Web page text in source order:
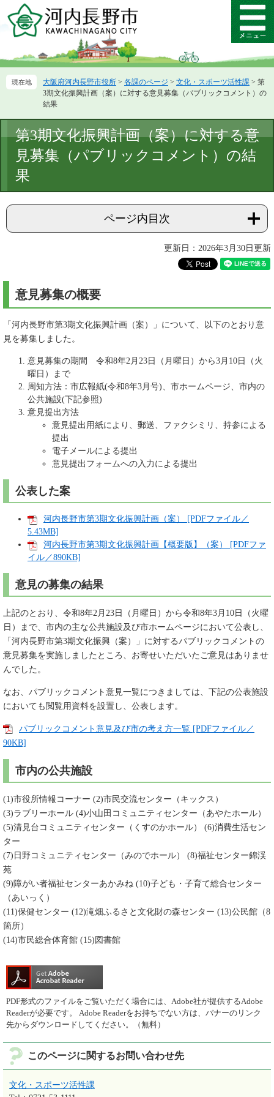
ー
先
ニ
を
本
文
メ
ニ
ー
大阪府河内長野市役所 > 各課のページ > 文化・スポーツ活性課 > 第
3期文化振興計画（案）に対する意見募集（パブリックコメント）の
結果
文
第3期文化振興計画（案）に対する意
見募集（パブリックコメント）の結
果
ページ内目次
更新日：2026年3月30日更新
意見募集の概要
「河内長野市第3期文化振興計画（案）」について、以下のとおり意
見を募集しました。
意見募集の期間 令和8年2月23日（月曜日）から3月10日（火
曜日）まで
周知方法：市広報紙(令和8年3月号)、市ホームページ、市内の
公共施設(下記参照)
意見提出方法
意見提出用紙により、郵送、ファクシミリ、持参による
提出
電子メールによる提出
意見提出フォームへの入力による提出
公表した案
河内長野市第3期文化振興計画（案） [PDFファイル／
5.43MB]
河内長野市第3期文化振興計画【概要版】（案） [PDFファ
イル／890KB]
意見の募集の結果
上記のとおり、令和8年2月23日（月曜日）から令和8年3月10日（火曜
日）まで、市内の主な公共施設及び市ホームページにおいて公表し、
「河内長野市第3期文化振興（案）」に対するパブリックコメントの
意見募集を実施しましたところ、お寄せいただいたご意見はありませ
んでした。
なお、パブリックコメント意見一覧につきましては、下記の公表施設
においても閲覧用資料を設置し、公表します。
パブリックコメント意見及び市の考え方一覧 [PDFファイル／
90KB]
市内の公共施設
(1)市役所情報コーナー (2)市民交流センター（キックス）
(3)ラブリーホール (4)小山田コミュニティセンター（あやたホール）
(5)清見台コミュニティセンター（くすのかホール） (6)消費生活セン
ター
(7)日野コミュニティセンター（みのでホール） (8)福祉センター錦渓
苑
(9)障がい者福祉センターあかみね (10)子ども・子育て総合センター
（あいっく）
(11)保健センター (12)滝畑ふるさと文化財の森センター (13)公民館（8
箇所）
(14)市民総合体育館 (15)図書館
PDF形式のファイルをご覧いただく場合には、Adobe社が提供するAdobe
Readerが必要です。
Adobe Readerをお持ちでない方は、バナーのリンク
先からダウンロードしてください。（無料）
このページに関するお問い合わせ先
文化・スポーツ活性課